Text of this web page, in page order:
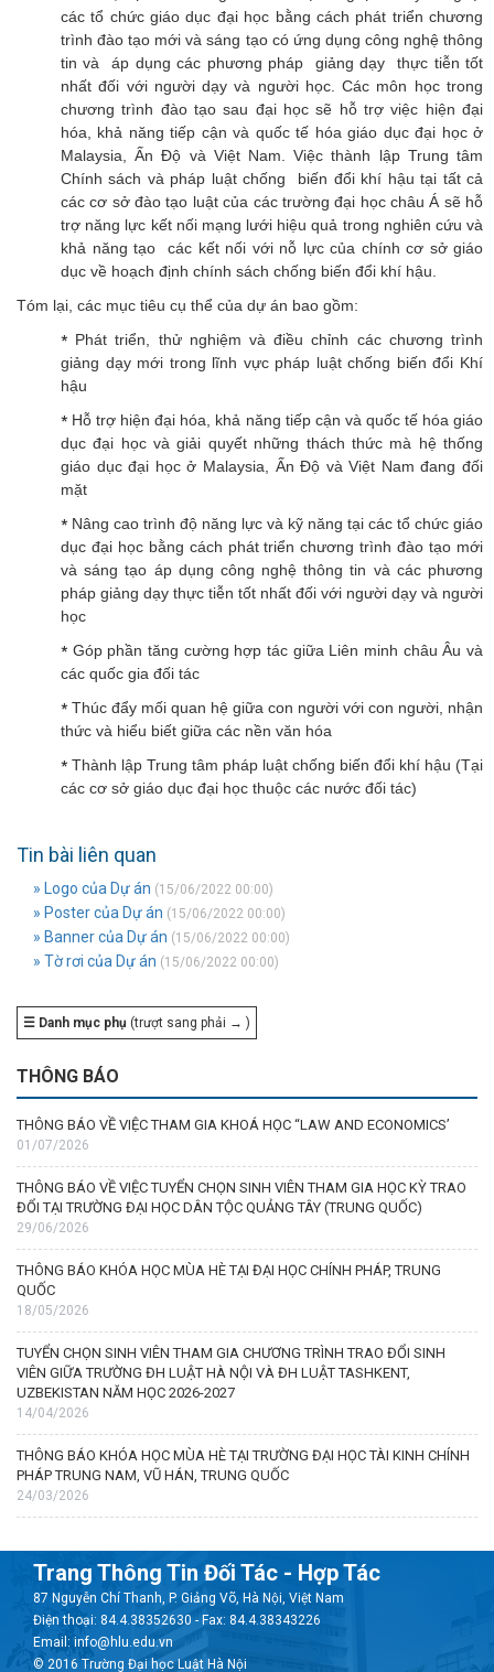
các tổ chức giáo dục đại học bằng cách phát triển chương
trình đào tạo mới và sáng tạo có ứng dụng công nghệ thông
tin và áp dụng các phương pháp giảng dạy thực tiễn tốt
nhất đối với người dạy và người học. Các môn học trong
chương trình đào tạo sau đại học sẽ hỗ trợ việc hiện đại
hóa, khả năng tiếp cận và quốc tế hóa giáo dục đại học ở
Malaysia, Ấn Độ và Việt Nam. Việc thành lập Trung tâm
Chính sách và pháp luật chống biến đổi khí hậu tại tất cả
các cơ sở đào tạo luật của các trường đại học châu Á sẽ hỗ
trợ năng lực kết nối mạng lưới hiệu quả trong nghiên cứu và
khả năng tạo các kết nối với nỗ lực của chính cơ sở giáo
dục về hoạch định chính sách chống biến đổi khí hậu.
Tóm lại, các mục tiêu cụ thể của dự án bao gồm:
* Phát triển, thử nghiệm và điều chỉnh các chương trình
giảng dạy mới trong lĩnh vực pháp luật chống biến đổi Khí
hậu
* Hỗ trợ hiện đại hóa, khả năng tiếp cận và quốc tế hóa giáo
dục đại học và giải quyết những thách thức mà hệ thống
giáo dục đại học ở Malaysia, Ấn Độ và Việt Nam đang đối
mặt
* Nâng cao trình độ năng lực và kỹ năng tại các tổ chức giáo
dục đại học bằng cách phát triển chương trình đào tạo mới
và sáng tạo áp dụng công nghệ thông tin và các phương
pháp giảng dạy thực tiễn tốt nhất đối với người dạy và người
học
* Góp phần tăng cường hợp tác giữa Liên minh châu Âu và
các quốc gia đối tác
* Thúc đẩy mối quan hệ giữa con người với con người, nhận
thức và hiểu biết giữa các nền văn hóa
* Thành lập Trung tâm pháp luật chống biến đổi khí hậu (Tại
các cơ sở giáo dục đại học thuộc các nước đối tác)
Tin bài liên quan
» Logo của Dự án (15/06/2022 00:00)
» Poster của Dự án (15/06/2022 00:00)
» Banner của Dự án (15/06/2022 00:00)
» Tờ rơi của Dự án (15/06/2022 00:00)
☰ Danh mục phụ (trượt sang phải → )
THÔNG BÁO
THÔNG BÁO VỀ VIỆC THAM GIA KHOÁ HỌC “LAW AND ECONOMICS’
01/07/2026
THÔNG BÁO VỀ VIỆC TUYỂN CHỌN SINH VIÊN THAM GIA HỌC KỲ TRAO
ĐỔI TẠI TRƯỜNG ĐẠI HỌC DÂN TỘC QUẢNG TÂY (TRUNG QUỐC)
29/06/2026
THÔNG BÁO KHÓA HỌC MÙA HÈ TẠI ĐẠI HỌC CHÍNH PHÁP, TRUNG
QUỐC
18/05/2026
TUYỂN CHỌN SINH VIÊN THAM GIA CHƯƠNG TRÌNH TRAO ĐỔI SINH
VIÊN GIỮA TRƯỜNG ĐH LUẬT HÀ NỘI VÀ ĐH LUẬT TASHKENT,
UZBEKISTAN NĂM HỌC 2026-2027
14/04/2026
THÔNG BÁO KHÓA HỌC MÙA HÈ TẠI TRƯỜNG ĐẠI HỌC TÀI KINH CHÍNH
PHÁP TRUNG NAM, VŨ HÁN, TRUNG QUỐC
24/03/2026
Trang Thông Tin Đối Tác - Hợp Tác
87 Nguyễn Chí Thanh, P. Giảng Võ, Hà Nội, Việt Nam
Điện thoại: 84.4.38352630 - Fax: 84.4.38343226
Email: info@hlu.edu.vn
© 2016 Trường Đại học Luật Hà Nội